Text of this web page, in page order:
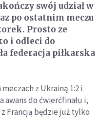
swój udział w
po ostatnim meczu
Prosto ze
i odleci do
federacja piłkarska
z Ukrainą 1:2 i
awans do ćwierćfinału i,
Francją będzie już tylko